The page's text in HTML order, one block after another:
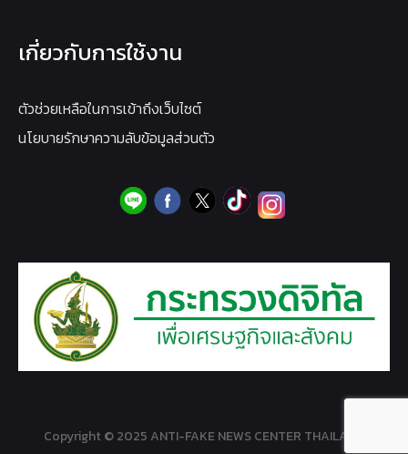
เกี่ยวกับการใช้งาน
ตัวช่วยเหลือในการเข้าถึงเว็บไซต์
นโยบายรักษาความลับข้อมูลส่วนตัว
Copyright © 2025 ANTI-FAKE NEWS CENTER THAILAND